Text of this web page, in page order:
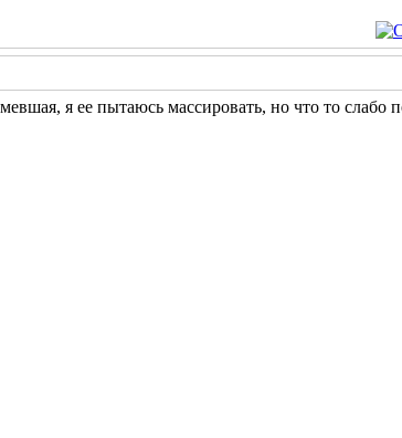
я ее пытаюсь массировать, но что то слабо